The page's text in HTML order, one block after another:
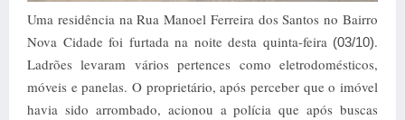
Uma residência na Rua Manoel Ferreira dos Santos no Bairro
Nova Cidade foi furtada na noite desta quinta-feira (03/10).
Ladrões levaram vários pertences como eletrodomésticos,
móveis e panelas. O proprietário, após perceber que o imóvel
havia sido arrombado, acionou a polícia que após buscas